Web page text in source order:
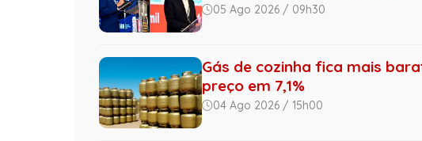
05 Ago 2026 / 09h30
Gás de cozinha fica mais
preço em 7,1%
04 Ago 2026 / 15h00